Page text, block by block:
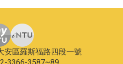
安區羅斯福路四段一號
2-3366-3587~89